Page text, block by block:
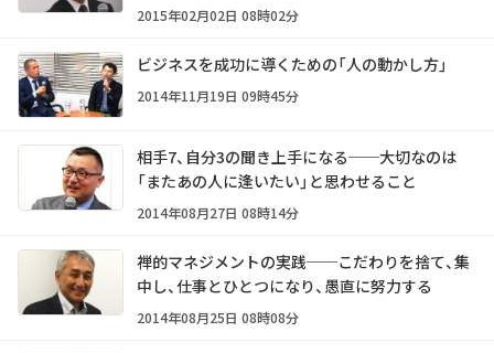
2015年02月02日 08時02分
ビジネスを成功に導くための「人の動かし方」
2014年11月19日 09時45分
相手7、自分3の聞き上手になる──大切なのは
「またあの人に逢いたい」と思わせること
2014年08月27日 08時14分
禅的マネジメントの実践──こだわりを捨て、集
中し、仕事とひとつになり、愚直に努力する
2014年08月25日 08時08分